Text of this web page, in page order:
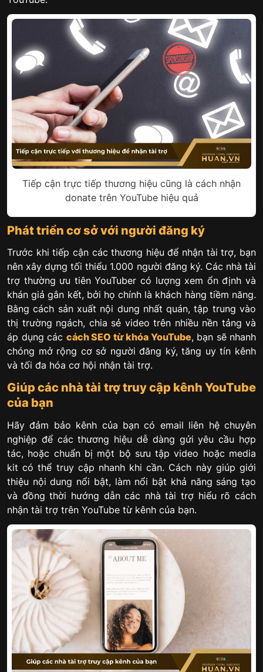
Tiếp cận trực tiếp thương hiệu cũng là cách nhận
donate trên YouTube hiệu quả
Phát triển cơ sở với người đăng ký
Trước khi tiếp cận các thương hiệu để nhận tài trợ, bạn
nên xây dựng tối thiểu 1.000 người đăng ký. Các nhà tài
trợ thường ưu tiên YouTuber có lượng xem ổn định và
khán giả gắn kết, bởi họ chính là khách hàng tiềm năng.
Bằng cách sản xuất nội dung nhất quán, tập trung vào
thị trường ngách, chia sẻ video trên nhiều nền tảng và
áp dụng các cách SEO từ khóa YouTube, bạn sẽ nhanh
chóng mở rộng cơ sở người đăng ký, tăng uy tín kênh
và tối đa hóa cơ hội nhận tài trợ.
Giúp các nhà tài trợ truy cập kênh YouTube
của bạn
Hãy đảm bảo kênh của bạn có email liên hệ chuyên
nghiệp để các thương hiệu dễ dàng gửi yêu cầu hợp
tác, hoặc chuẩn bị một bộ sưu tập video hoặc media
kit có thể truy cập nhanh khi cần. Cách này giúp giới
thiệu nội dung nổi bật, làm nổi bật khả năng sáng tạo
và đồng thời hướng dẫn các nhà tài trợ hiểu rõ cách
nhận tài trợ trên YouTube từ kênh của bạn.